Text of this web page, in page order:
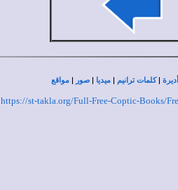
أديرة |كلمات ترانيم |ميديا |صور |مواقع
https://st-takla.org/Full-Free-Coptic-Books/